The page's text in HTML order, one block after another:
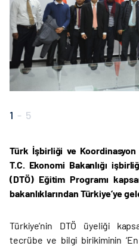
1 - 5
Türk İşbirliği ve Koordinasyon
T.C. Ekonomi Bakanlığı
(DTÖ) Eğitim Programı
bakanlıklarından Türkiye’ye
Türkiye’nin DTÖ üyeliği
tecrübe ve bilgi birikiminin